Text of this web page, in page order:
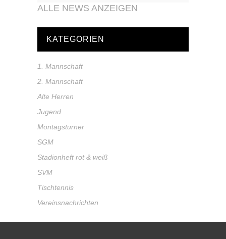
ALLE NEWS ANZEIGEN
KATEGORIEN
1. Mannschaft
2. Mannschaft
Alte Herren
Jugend
Montagsturner
SGM
Stadionheft rot & weiß
SVM
Tischtennis
Vereinsnachrichten